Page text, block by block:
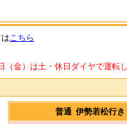
こちら
（金）は土・休日ダイヤで運転
普通 伊勢若松行